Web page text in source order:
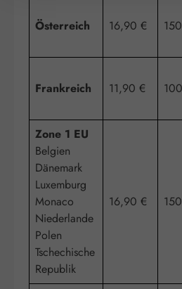
Österreich 16,90 €
Frankreich 11,90 €
Zone 1 EU
Belgien
Dänemark
Luxemburg
Monaco
Niederlande
Polen
Tschechische
Republik
16,90 €